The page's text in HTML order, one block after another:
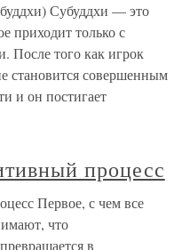
Субуддхи — это
приходит только с
После того как игрок
становится совершенным
и он постигает
процесс
Первое, с чем все
что
в